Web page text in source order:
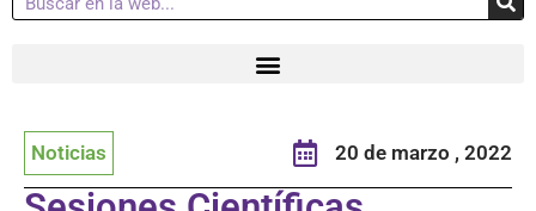
Noticias 20 de marzo , 2022